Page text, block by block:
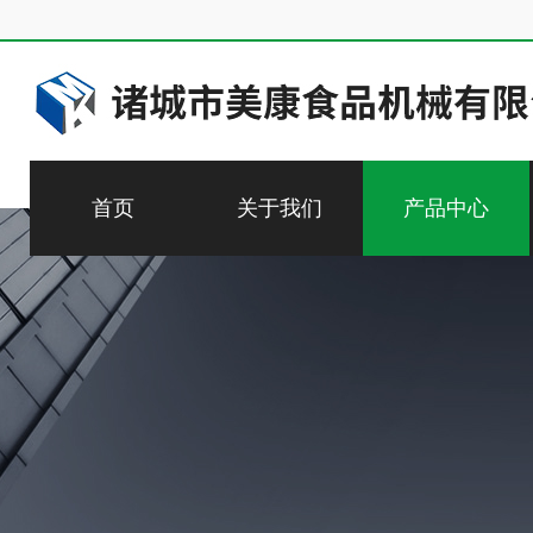
首页 关于我们 产品中心